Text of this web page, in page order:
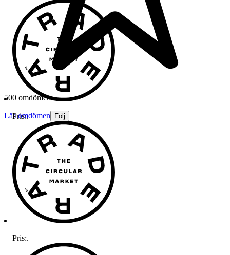
500 omdömen
Läs omdömen Följ
Pris:.
Pris:.